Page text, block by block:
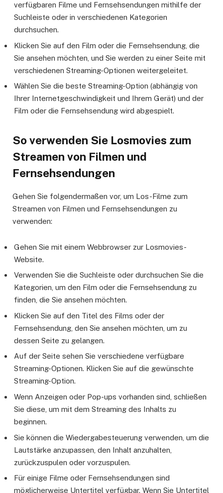
verfügbaren Filme und Fernsehsendungen mithilfe der
Suchleiste oder in verschiedenen Kategorien
durchsuchen.
Klicken Sie auf den Film oder die Fernsehsendung, die
Sie ansehen möchten, und Sie werden zu einer Seite mit
verschiedenen Streaming-Optionen weitergeleitet.
Wählen Sie die beste Streaming-Option (abhängig von
Ihrer Internetgeschwindigkeit und Ihrem Gerät) und der
Film oder die Fernsehsendung wird abgespielt.
So verwenden Sie Losmovies zum
Streamen von Filmen und
Fernsehsendungen
Gehen Sie folgendermaßen vor, um Los-Filme zum
Streamen von Filmen und Fernsehsendungen zu
verwenden:
Gehen Sie mit einem Webbrowser zur Losmovies-
Website.
Verwenden Sie die Suchleiste oder durchsuchen Sie die
Kategorien, um den Film oder die Fernsehsendung zu
finden, die Sie ansehen möchten.
Klicken Sie auf den Titel des Films oder der
Fernsehsendung, den Sie ansehen möchten, um zu
dessen Seite zu gelangen.
Auf der Seite sehen Sie verschiedene verfügbare
Streaming-Optionen. Klicken Sie auf die gewünschte
Streaming-Option.
Wenn Anzeigen oder Pop-ups vorhanden sind, schließen
Sie diese, um mit dem Streaming des Inhalts zu
beginnen.
Sie können die Wiedergabesteuerung verwenden, um die
Lautstärke anzupassen, den Inhalt anzuhalten,
zurückzuspulen oder vorzuspulen.
Für einige Filme oder Fernsehsendungen sind
möglicherweise Untertitel verfügbar. Wenn Sie Untertitel